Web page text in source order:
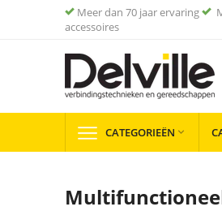
Meer dan 70 jaar ervaring
accessoires
CATEGORIEËN 
Multifunctioneel